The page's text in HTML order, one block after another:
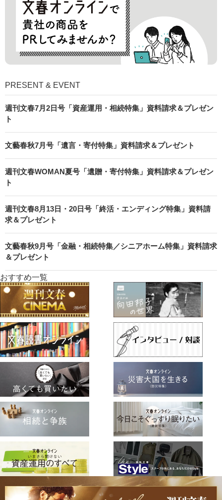
PRESENT & EVENT
週刊文春7月2日号「資産運用・相続特集」資料請求＆プレゼン
ト
文藝春秋7月号「遺言・寄付特集」資料請求＆プレゼント
週刊文春WOMAN夏号「遺贈・寄付特集」資料請求＆プレゼン
ト
週刊文春8月13日・20日号「終活・エンディング特集」資料請
求＆プレゼント
文藝春秋9月号「金融・相続特集／シニアホーム特集」資料請求
＆プレゼント
おすすめ一覧